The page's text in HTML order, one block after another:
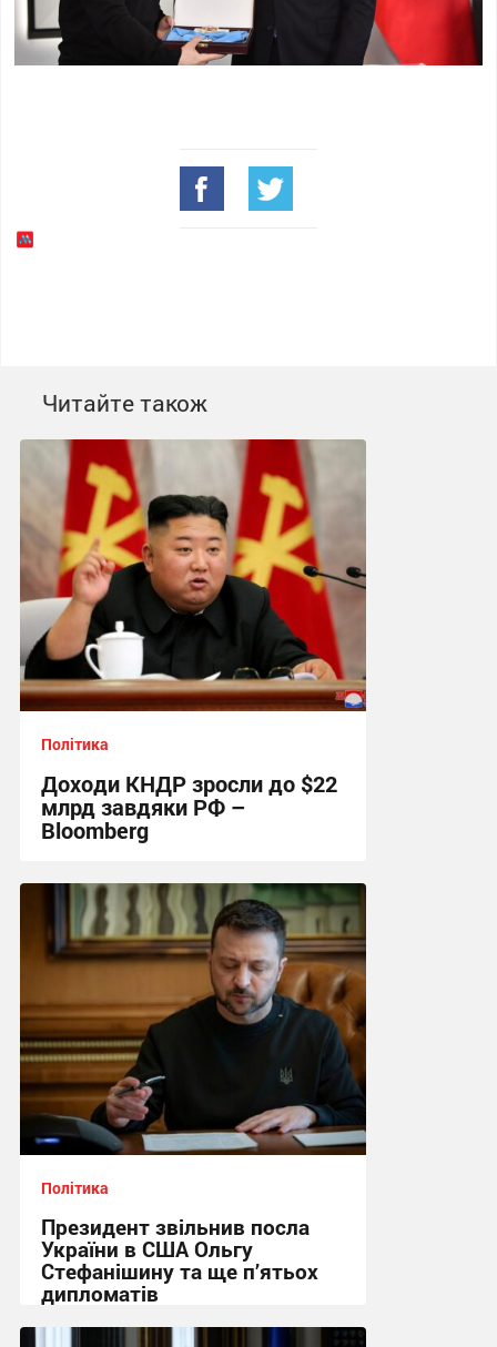
Читайте також
Політика
Доходи КНДР зросли до $22
млрд завдяки РФ –
Bloomberg
03:35 вчора
Політика
Президент звільнив посла
України в США Ольгу
Стефанішину та ще п’ятьох
дипломатів